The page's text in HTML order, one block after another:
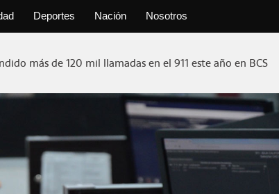
Deportes Nación Nosotros
más de 120 mil llamadas en el 911 este año en BCS